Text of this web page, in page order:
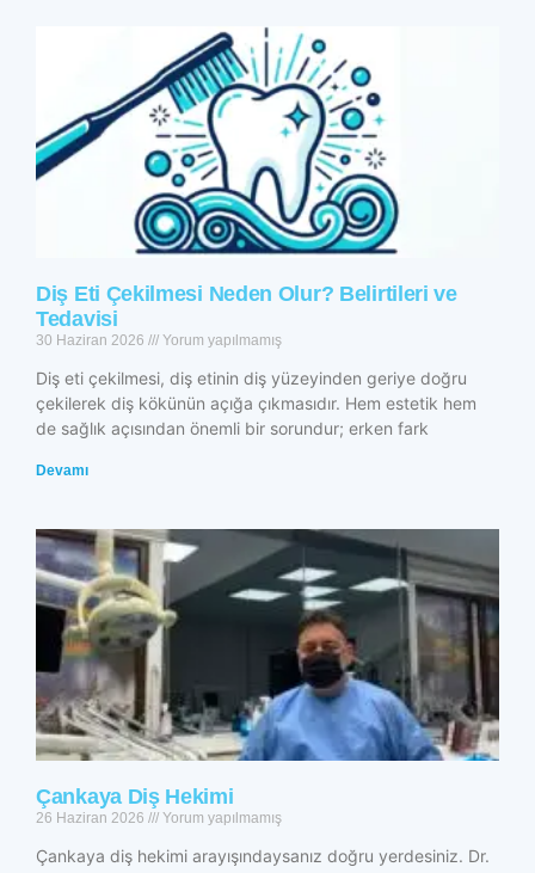
Diş Eti Çekilmesi Neden Olur? Belirtileri ve
Tedavisi
30 Haziran 2026 Yorum yapılmamış
Diş eti çekilmesi, diş etinin diş yüzeyinden geriye doğru
çekilerek diş kökünün açığa çıkmasıdır. Hem estetik hem
de sağlık açısından önemli bir sorundur; erken fark
Devamı
Çankaya Diş Hekimi
26 Haziran 2026 Yorum yapılmamış
Çankaya diş hekimi arayışındaysanız doğru yerdesiniz. Dr.